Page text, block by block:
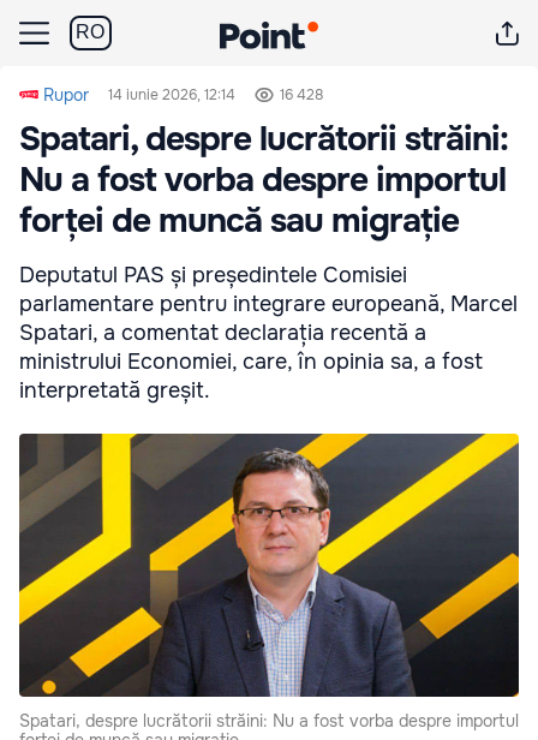
RO
Rupor 14 iunie 2026, 12:14 16 428
Spatari, despre lucrătorii străini:
Nu a fost vorba despre importul
forței de muncă sau migrație
Deputatul PAS și președintele Comisiei
parlamentare pentru integrare europeană, Marcel
Spatari, a comentat declarația recentă a
ministrului Economiei, care, în opinia sa, a fost
interpretată greșit.
Spatari, despre lucrătorii străini: Nu a fost vorba despre importul